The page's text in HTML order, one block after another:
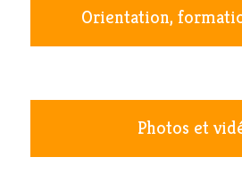
Orientation,
Photos et